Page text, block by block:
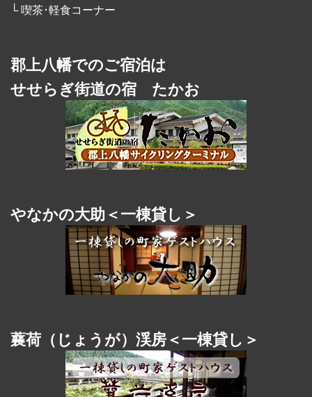
└ 喫茶･軽食コーナー
郡上八幡でのご宿泊は
せせらぎ街道の宿 たかお
やなかの大助＜一棟貸し＞
蘘荷（じょうが）渓房＜一棟貸し＞